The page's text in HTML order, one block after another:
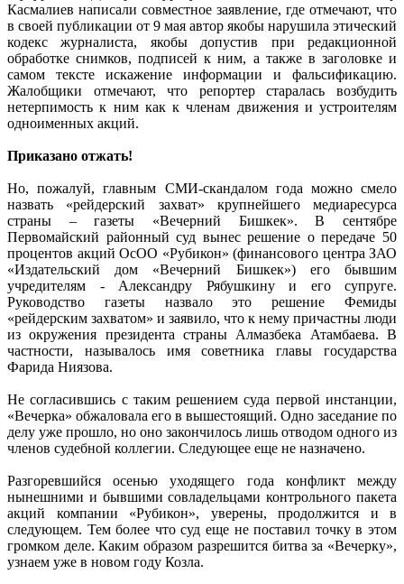
Касмалиев написали совместное заявление, где отмечают, что
в своей публикации от 9 мая автор якобы нарушила этический
кодекс журналиста, якобы допустив при редакционной
обработке снимков, подписей к ним, а также в заголовке и
самом тексте искажение информации и фальсификацию.
Жалобщики отмечают, что репортер старалась возбудить
нетерпимость к ним как к членам движения и устроителям
одноименных акций.
Приказано отжать!
Но, пожалуй, главным СМИ-скандалом года можно смело
назвать «рейдерский захват» крупнейшего медиаресурса
страны – газеты «Вечерний Бишкек». В сентябре
Первомайский районный суд вынес решение о передаче 50
процентов акций ОсОО «Рубикон» (финансового центра ЗАО
«Издательский дом «Вечерний Бишкек») его бывшим
учредителям - Александру Рябушкину и его супруге.
Руководство газеты назвало это решение Фемиды
«рейдерским захватом» и заявило, что к нему причастны люди
из окружения президента страны Алмазбека Атамбаева. В
частности, называлось имя советника главы государства
Фарида Ниязова.
Не согласившись с таким решением суда первой инстанции,
«Вечерка» обжаловала его в вышестоящий. Одно заседание по
делу уже прошло, но оно закончилось лишь отводом одного из
членов судебной коллегии. Следующее еще не назначено.
Разгоревшийся осенью уходящего года конфликт между
нынешними и бывшими совладельцами контрольного пакета
акций компании «Рубикон», уверены, продолжится и в
следующем. Тем более что суд еще не поставил точку в этом
громком деле. Каким образом разрешится битва за «Вечерку»,
узнаем уже в новом году Козла.